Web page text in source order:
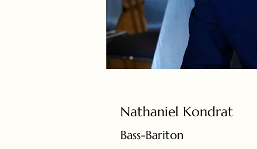
Nathaniel Kondrat
Bass-Bariton